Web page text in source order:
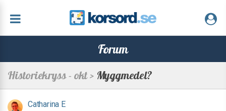
Forum
Historiekryss - okt >Myggmedel?
Catharina E